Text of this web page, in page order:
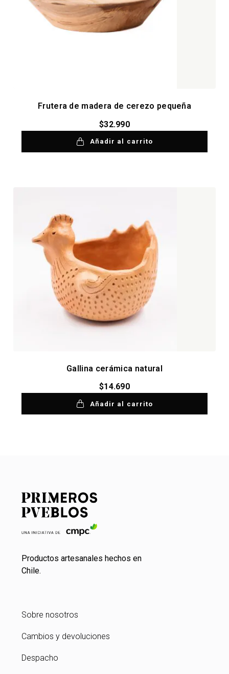
Frutera de madera de cerezo pequeña
$32.990
Añadir al carrito
Gallina cerámica natural
$14.690
Añadir al carrito
Productos artesanales hechos en
Chile.
Sobre nosotros
Cambios y devoluciones
Despacho